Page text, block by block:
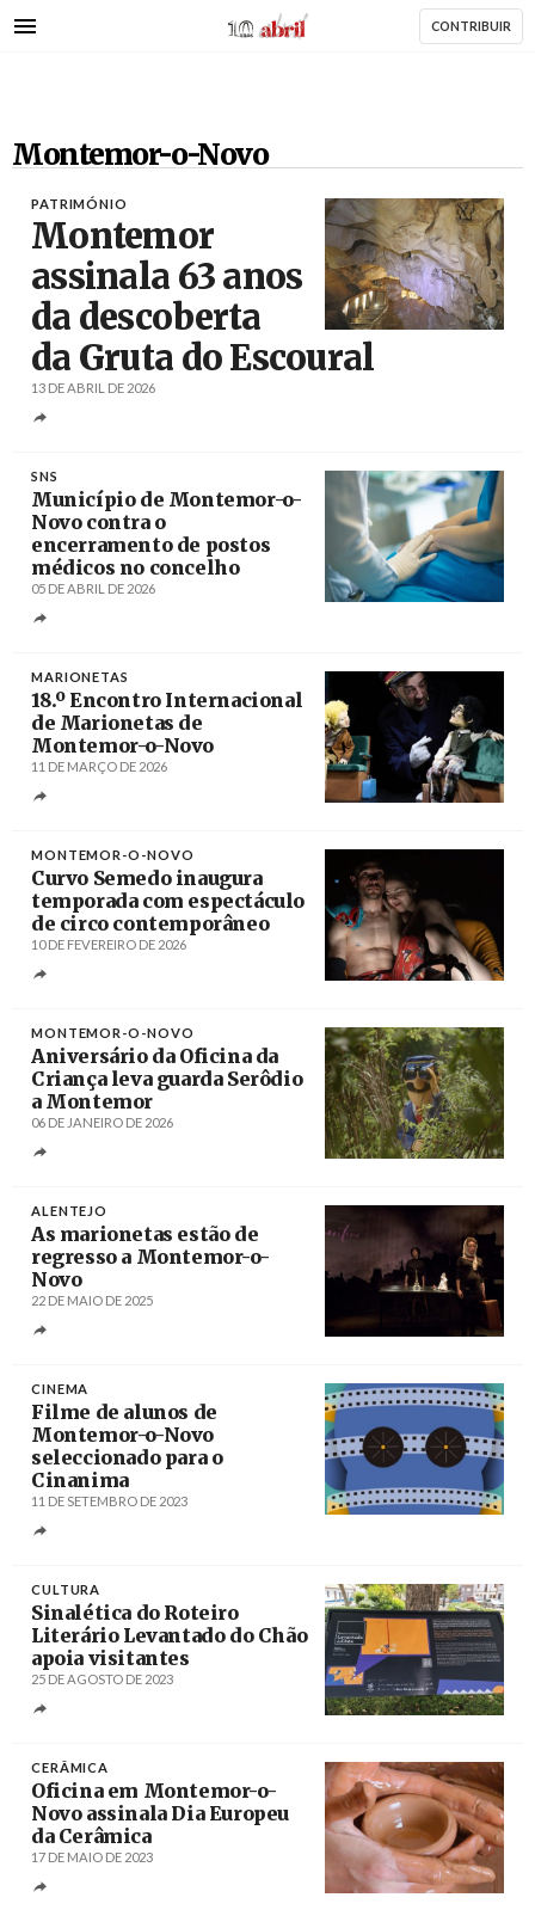
para
AbrilAbril CONTRIBUIR
Montemor-o-Novo
PATRIMÓNIO
Montemor
assinala 63 anos
da descoberta
da Gruta do Escoural
13 DE ABRIL DE 2026
SNS
Município de Montemor-o-
Novo contra o
encerramento de postos
médicos no concelho
05 DE ABRIL DE 2026
MARIONETAS
18.º Encontro Internacional
de Marionetas de
Montemor-o-Novo
11 DE MARÇO DE 2026
MONTEMOR-O-NOVO
Curvo Semedo inaugura
temporada com espectáculo
de circo contemporâneo
10 DE FEVEREIRO DE 2026
MONTEMOR-O-NOVO
Aniversário da Oficina da
Criança leva guarda Serôdio
a Montemor
06 DE JANEIRO DE 2026
ALENTEJO
As marionetas estão de
regresso a Montemor-o-
Novo
22 DE MAIO DE 2025
CINEMA
Filme de alunos de
Montemor-o-Novo
seleccionado para o
Cinanima
11 DE SETEMBRO DE 2023
CULTURA
Sinalética do Roteiro
Literário Levantado do Chão
apoia visitantes
25 DE AGOSTO DE 2023
CERÂMICA
Oficina em Montemor-o-
Novo assinala Dia Europeu
da Cerâmica
17 DE MAIO DE 2023